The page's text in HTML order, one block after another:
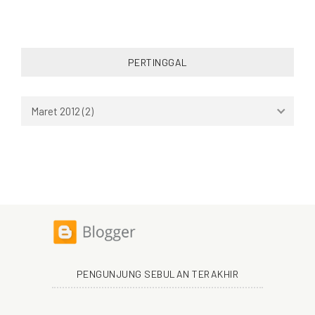
PERTINGGAL
PENGUNJUNG SEBULAN TERAKHIR